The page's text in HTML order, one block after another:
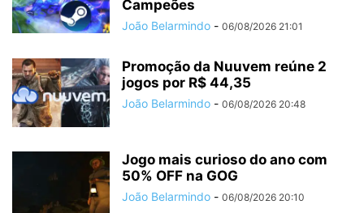
Campeões
João Belarmindo - 06/08/2026 21:01
Promoção da Nuuvem reúne 2
jogos por R$ 44,35
João Belarmindo - 06/08/2026 20:48
Jogo mais curioso do ano com
50% OFF na GOG
João Belarmindo - 06/08/2026 20:10